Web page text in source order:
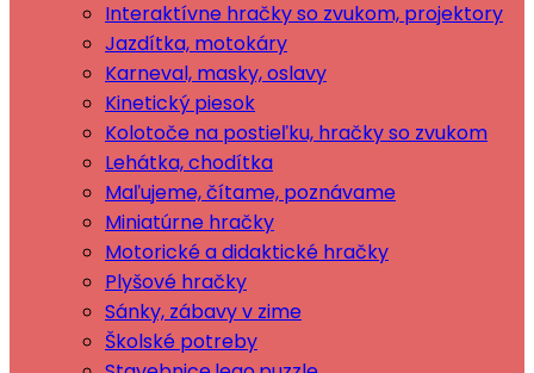
Interaktívne hračky so zvukom, projektory
Jazdítka, motokáry
Karneval, masky, oslavy
Kinetický piesok
Kolotoče na postieľku, hračky so zvukom
Lehátka, chodítka
Maľujeme, čítame, poznávame
Miniatúrne hračky
Motorické a didaktické hračky
Plyšové hračky
Sánky, zábavy v zime
Školské potreby